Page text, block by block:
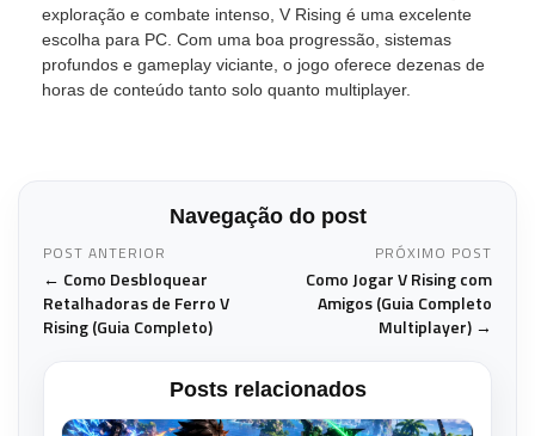
exploração e combate intenso, V Rising é uma excelente
escolha para PC. Com uma boa progressão, sistemas
profundos e gameplay viciante, o jogo oferece dezenas de
horas de conteúdo tanto solo quanto multiplayer.
Navegação do post
POST ANTERIOR
← Como Desbloquear
Retalhadoras de Ferro V
Rising (Guia Completo)
PRÓXIMO POST
Como Jogar V Rising com
Amigos (Guia Completo
Multiplayer) →
Posts relacionados